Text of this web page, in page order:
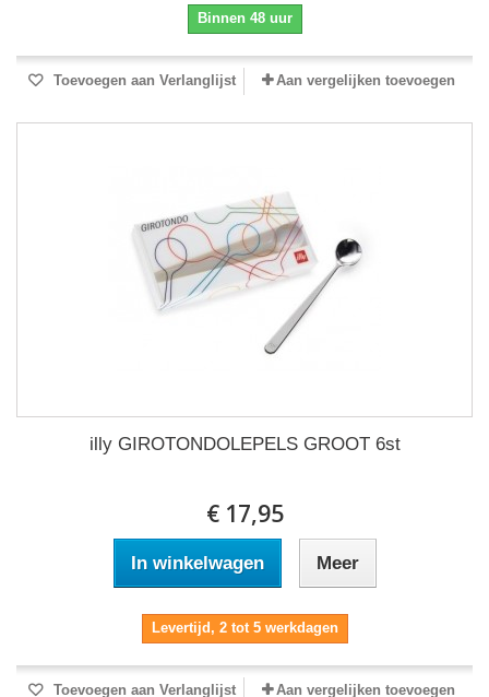
Binnen 48 uur
Toevoegen aan Verlanglijst Aan vergelijken toevoegen
illy GIROTONDOLEPELS GROOT 6st
€ 17,95
In winkelwagen Meer
Levertijd, 2 tot 5 werkdagen
Toevoegen aan Verlanglijst Aan vergelijken toevoegen